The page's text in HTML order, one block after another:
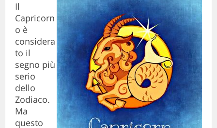
Il
Capricorn
o è
considera
to il
segno più
serio
dello
Zodiaco.
Ma
questo